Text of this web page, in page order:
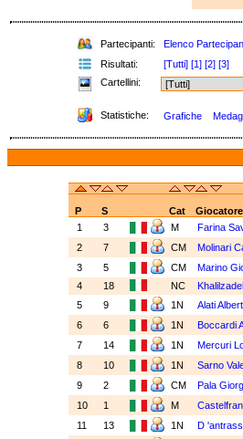
Partecipanti: Elenco
Risultati:
[Tutti] [1] [2] [3]
Cartellini:
Statistiche: Grafiche
P
S Cat Giocatore
1
3 M Farina
2
7 CM Molinari
3
5 CM Marino
4
18 NC
5
9 1N Alati
6
6 1N Boccardi
7
14 1N Mercuri
8
10 1N Sarno
9
2 CM Pala
10
1 M
11
13 1N D